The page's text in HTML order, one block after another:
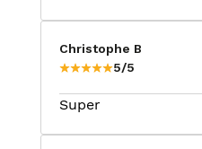
Christophe B
5/5
Super